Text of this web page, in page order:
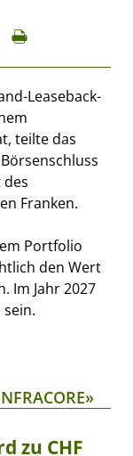
Leaseback-
teilte das
Franken.
Portfolio
den Wert
Im Jahr 2027
zu CHF